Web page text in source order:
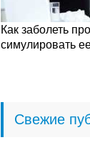
Как заболеть
симулировать
Свежие